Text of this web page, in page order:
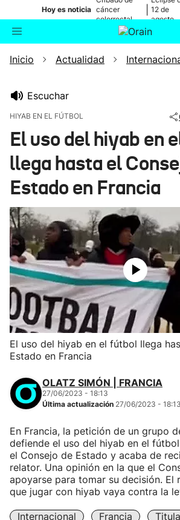
Hoy es noticia cáncer
colorrectal
12 de
agosto
Buscador Actualidad
Ikusmiran
Eguraldia
Inicio Actualidad
Escuchar
HIYAB EN EL FÚTBOL
El uso del hiyab en
llega hasta el
Estado en Francia
El uso del hiyab en el fútbol llega
Estado en Francia
OLATZ SIMÓN | FRANCIA
27/06/2023 - 18:13
Última actualización 27/06/2023 - 18:13
En Francia, la petición de un grupo
defiende el uso del hiyab en el
el Consejo de Estado y acaba de
relator. Una opinión en la que el
apoyarse para tomar su decisión. El
que jugar con hiyab vaya contra la
Internacional Francia